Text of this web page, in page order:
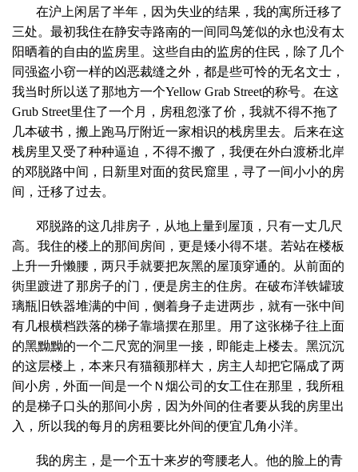
在沪上闲居了半年，因为失业的结果，我的寓所迁移了
三处。最初我住在静安寺路南的一间同鸟笼似的永也没有太
阳晒着的自由的监房里。这些自由的监房的住民，除了几个
同强盗小窃一样的凶恶裁缝之外，都是些可怜的无名文士，
我当时所以送了那地方一个Yellow Grab Street的称号。在这
Grub Street里住了一个月，房租忽涨了价，我就不得不拖了
几本破书，搬上跑马厅附近一家相识的栈房里去。后来在这
栈房里又受了种种逼迫，不得不搬了，我便在外白渡桥北岸
的邓脱路中间，日新里对面的贫民窟里，寻了一间小小的房
间，迁移了过去。
邓脱路的这几排房子，从地上量到屋顶，只有一丈几尺
高。我住的楼上的那间房间，更是矮小得不堪。若站在楼板
上升一升懒腰，两只手就要把灰黑的屋顶穿通的。从前面的
衖里踱进了那房子的门，便是房主的住房。在破布洋铁罐玻
璃瓶旧铁器堆满的中间，侧着身子走进两步，就有一张中间
有几根横档跌落的梯子靠墙摆在那里。用了这张梯子往上面
的黑黝黝的一个二尺宽的洞里一接，即能走上楼去。黑沉沉
的这层楼上，本来只有猫额那样大，房主人却把它隔成了两
间小房，外面一间是一个Ｎ烟公司的女工住在那里，我所租
的是梯子口头的那间小房，因为外间的住者要从我的房里出
入，所以我的每月的房租要比外间的便宜几角小洋。
我的房主，是一个五十来岁的弯腰老人。他的脸上的青